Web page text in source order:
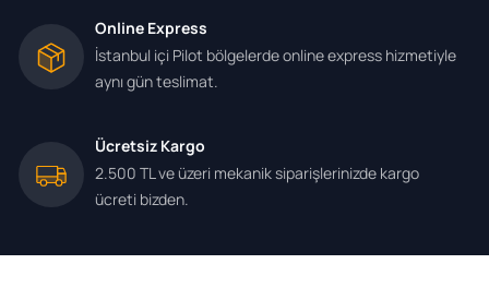
Online Express
İstanbul içi Pilot bölgelerde online express hizmetiyle
aynı gün teslimat.
Ücretsiz Kargo
2.500 TL ve üzeri mekanik siparişlerinizde kargo
ücreti bizden.